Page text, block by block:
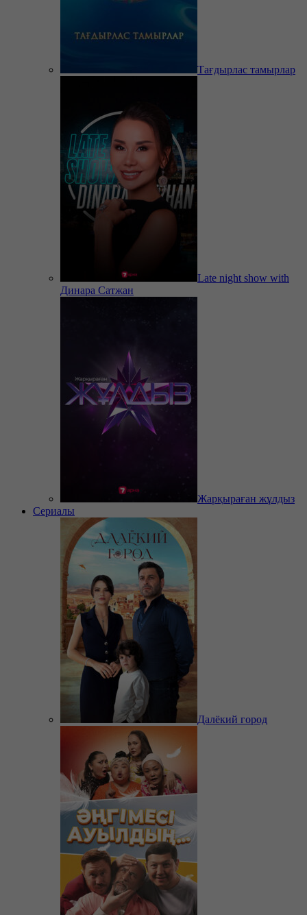
Тағдырлас тамырлар
Late night show with
Динара Сатжан
Жарқыраған жұлдыз
Сериалы
Далёкий город